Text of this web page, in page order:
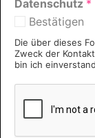
Datenschutz *
Bestätigen
Die über dieses
Zweck der
bin ich